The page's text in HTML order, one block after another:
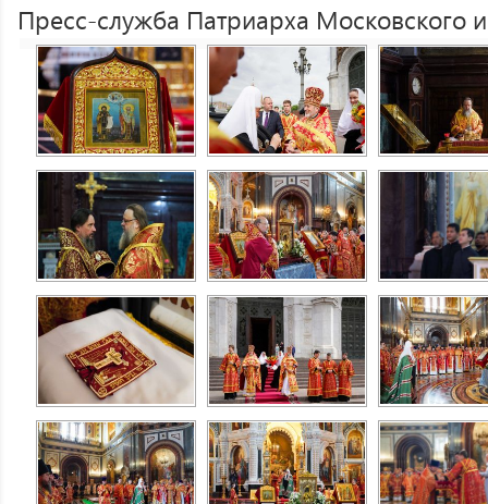
Пресс-служба Патриарха Московского